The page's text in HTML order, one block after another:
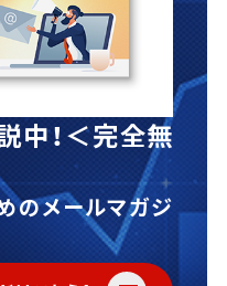
中！＜完全無
のメールマガジ